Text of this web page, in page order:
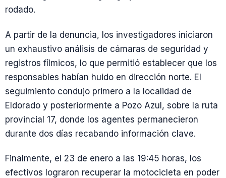
rodado.
A partir de la denuncia, los investigadores iniciaron
un exhaustivo análisis de cámaras de seguridad y
registros fílmicos, lo que permitió establecer que los
responsables habían huido en dirección norte. El
seguimiento condujo primero a la localidad de
Eldorado y posteriormente a Pozo Azul, sobre la ruta
provincial 17, donde los agentes permanecieron
durante dos días recabando información clave.
Finalmente, el 23 de enero a las 19:45 horas, los
efectivos lograron recuperar la motocicleta en poder